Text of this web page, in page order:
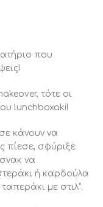
που
τότε οι
lunchboxaki!
κάνουν να
πίεσε, σφύριξε
να
ή καρδούλα
με στιλ”.